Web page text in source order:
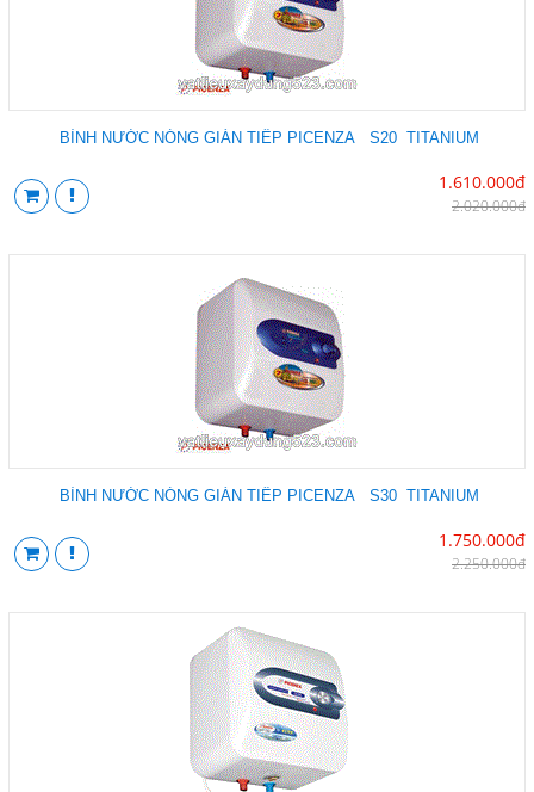
BÌNH NƯỚC NÓNG GIÁN TIẾP PICENZA S20 TITANIUM
1.610.000đ
2.020.000đ
BÌNH NƯỚC NÓNG GIÁN TIẾP PICENZA S30 TITANIUM
1.750.000đ
2.250.000đ